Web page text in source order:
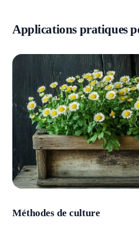
Applications pratiques
Méthodes de culture